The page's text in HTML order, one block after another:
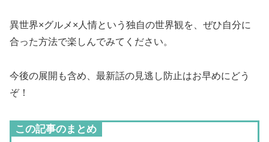
異世界×グルメ×人情という独自の世界観を、ぜひ自分に
合った方法で楽しんでみてください。
今後の展開も含め、最新話の見逃し防止はお早めにどう
ぞ！
この記事のまとめ